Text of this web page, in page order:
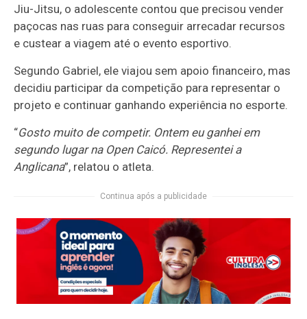
Jiu-Jitsu, o adolescente contou que precisou vender
paçocas nas ruas para conseguir arrecadar recursos
e custear a viagem até o evento esportivo.
Segundo Gabriel, ele viajou sem apoio financeiro, mas
decidiu participar da competição para representar o
projeto e continuar ganhando experiência no esporte.
“Gosto muito de competir. Ontem eu ganhei em
segundo lugar na Open Caicó. Representei a
Anglicana”, relatou o atleta.
Continua após a publicidade